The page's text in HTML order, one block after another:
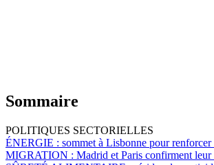
Sommaire
POLITIQUES SECTORIELLES
ÉNERGIE : sommet à Lisbonne pour
MIGRATION : Madrid et Paris confirment